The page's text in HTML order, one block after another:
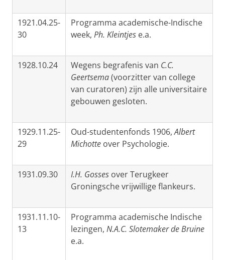
1921.04.25-
30
Programma academische-Indische
week, Ph. Kleintjes e.a.
1928.10.24 Wegens begrafenis van C.C.
Geertsema(voorzitter van college
van curatoren) zijn alle universitaire
gebouwen gesloten.
1929.11.25-
29
Oud-studentenfonds 1906,Albert
Michotte over Psychologie.
1931.09.30 I.H. Gosses over Terugkeer
Groningsche vrijwillige flankeurs.
1931.11.10-
13
Programma academische Indische
lezingen, N.A.C. Slotemaker de Bruine
e.a.